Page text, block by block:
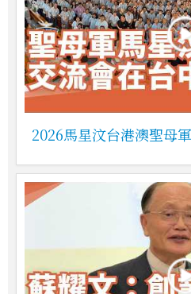
2026馬星汶台港澳聖母